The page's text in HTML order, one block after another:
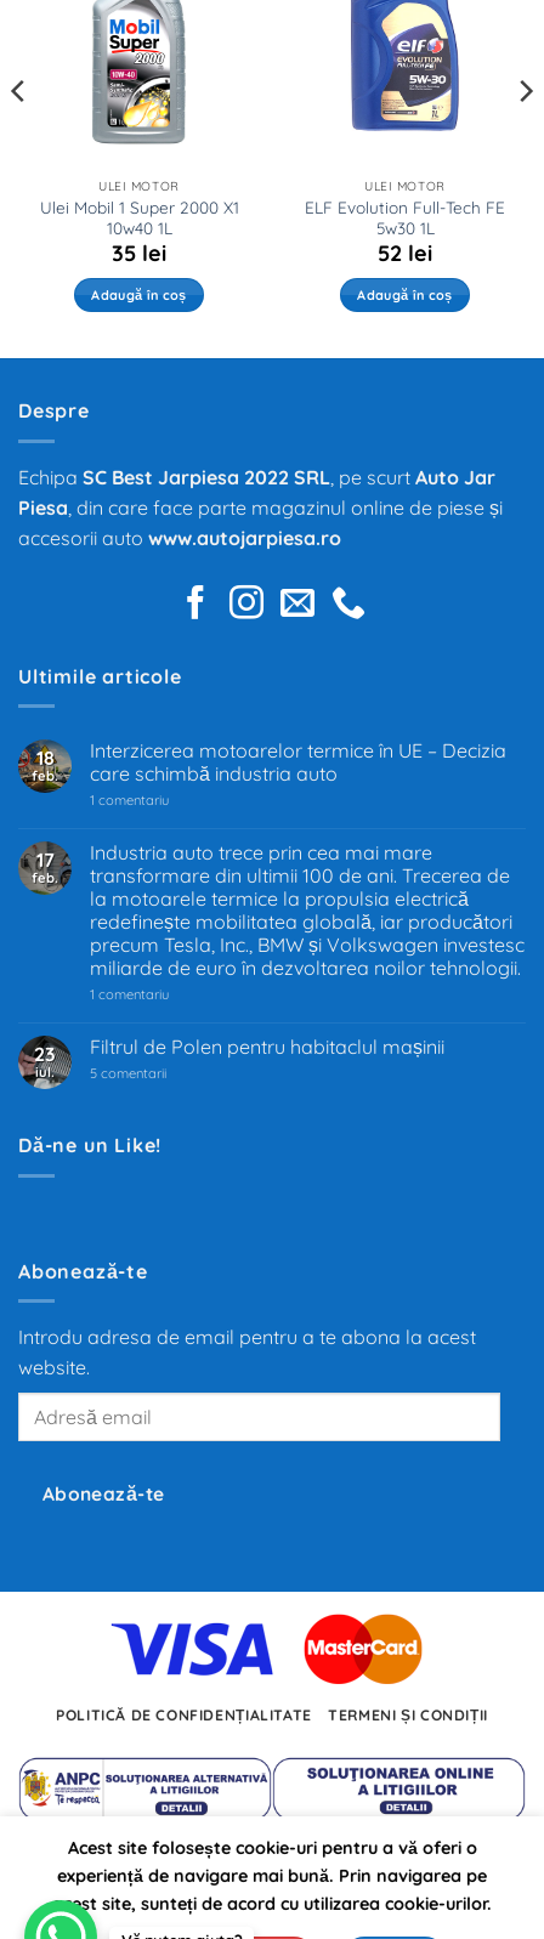
ULEI MOTOR
Ulei Mobil 1 Super 2000 X1
10w40 1L
35 lei
Adaugă în coș
ULEI MOTOR
ELF Evolution Full-Tech FE
5w30 1L
52 lei
Adaugă în coș
Despre
Echipa SC Best Jarpiesa 2022 SRL , pe scurt Auto Jar
Piesa , din care face parte magazinul online de piese și
accesorii auto www.autojarpiesa.ro
Ultimile articole
18
feb.
Interzicerea motoarelor termice în UE – Decizia
care schimbă industria auto
1 comentariula
termice
în
UE
–
Decizia
care
schimbă
industria
auto
17
feb.
Industria auto trece prin cea mai mare
transformare din ultimii 100 de ani. Trecerea de
la motoarele termice la propulsia electrică
redefinește mobilitatea globală, iar producători
precum Tesla, Inc., BMW și Volkswagen investesc
miliarde de euro în dezvoltarea noilor tehnologii.
1 comentariula
trece
prin
redefinește
dezvoltarea
tehnologii.
23
iul.
Filtrul de Polen pentru habitaclul mașinii
5 comentariila
Dă-ne un Like!
Abonează-te
Introdu adresa de email pentru a te abona la acest
website.
Adresă
Abonează-te
POLITICĂ DE CONFIDENȚIALITATE TERMENI ȘI CONDIȚII
Autojarpiesa.ro propulsat pe anul 2026 ©
de: BursaSite
Acest site folosește cookie-uri pentru a vă oferi o
experiență de navigare mai bună. Prin navigarea pe
acest site, sunteți de acord cu utilizarea cookie-urilor.